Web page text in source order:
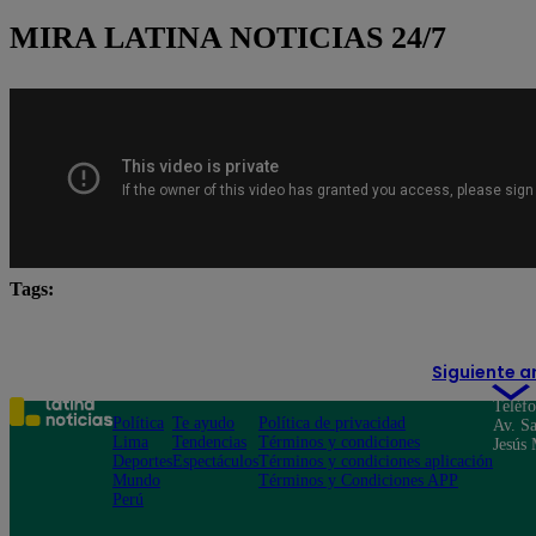
MIRA LATINA NOTICIAS 24/7
Tags:
Siguiente
Política
Lima
Deportes
Mundo
Perú
Te ayudo
Tendencias
Espectáculos
Política de privacidad
Términos y condiciones
Términos y condiciones aplicación
Términos y Condiciones APP
Av.
Jesús